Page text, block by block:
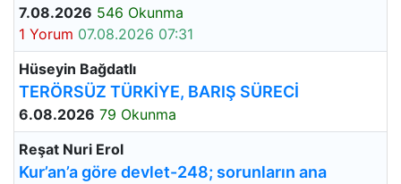
7.08.2026 546 Okunma
1 Yorum 07.08.2026 07:31
Hüseyin Bağdatlı
TERÖRSÜZ TÜRKİYE, BARIŞ SÜRECİ
6.08.2026 79 Okunma
Reşat Nuri Erol
Kur’an’a göre devlet-248; sorunların ana